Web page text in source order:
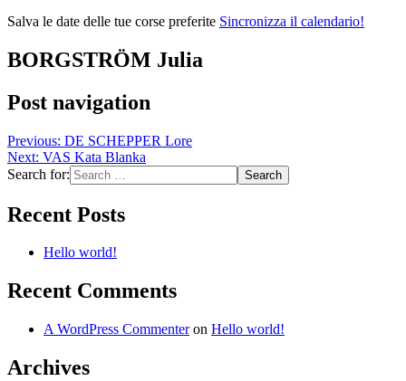
Salva le date delle tue corse preferite Sincronizza il calendario!
BORGSTRÖM Julia
Post navigation
Previous: DE SCHEPPER Lore
Next: VAS Kata Blanka
Search for:
Recent Posts
Hello world!
Recent Comments
A WordPress Commenteron Hello world!
Archives